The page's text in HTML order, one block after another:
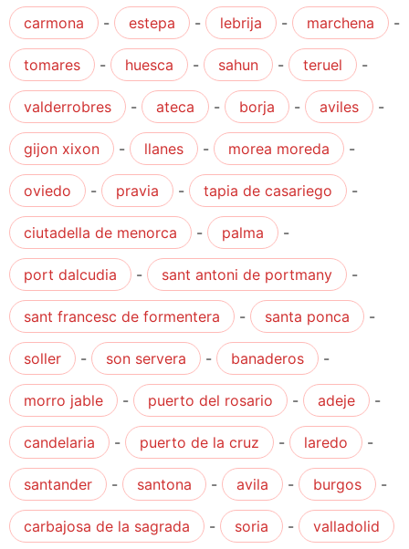
carmona - estepa - lebrija - marchena -
tomares - huesca - sahun - teruel -
valderrobres - ateca - borja - aviles -
gijon xixon - llanes - morea moreda -
oviedo - pravia - tapia de casariego -
ciutadella de menorca - palma -
port dalcudia - sant antoni de portmany -
sant francesc de formentera - santa ponca -
soller - son servera - banaderos -
morro jable - puerto del rosario - adeje -
candelaria - puerto de la cruz - laredo -
santander - santona - avila - burgos -
carbajosa de la sagrada - soria - valladolid